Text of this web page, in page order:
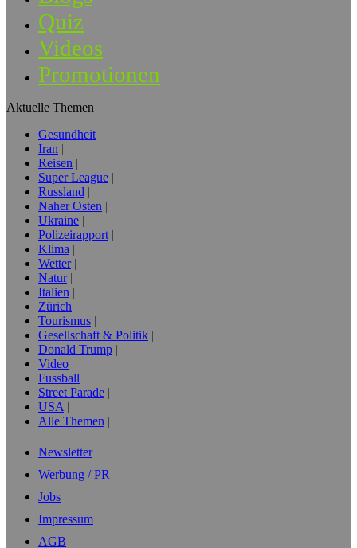
Quiz
Videos
Promotionen
Aktuelle Themen
Gesundheit
Iran
Reisen
Super League
Russland
Naher Osten
Ukraine
Polizeirapport
Klima
Wetter
Natur
Italien
Zürich
Tourismus
Gesellschaft & Politik
Donald Trump
Video
Fussball
Street Parade
USA
Alle Themen
Newsletter
Werbung / PR
Jobs
Impressum
AGB